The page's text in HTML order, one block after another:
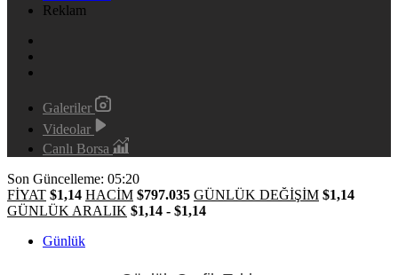
Reklam
Galeriler
Videolar
Canlı Borsa
Son Güncelleme: 05:20
FİYAT $1,14 HACİM $797.035 GÜNLÜK DEĞİŞİM $1,14
GÜNLÜK ARALIK $1,14 - $1,14
Günlük